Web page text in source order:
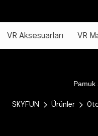
VR Aksesuarları VR
Pamuk
SKYFUN Ürünler